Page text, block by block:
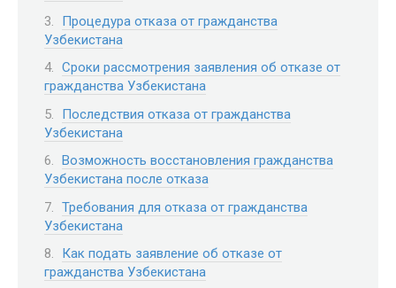
Процедура отказа от гражданства
Узбекистана
Сроки рассмотрения заявления об отказе от
гражданства Узбекистана
Последствия отказа от гражданства
Узбекистана
Возможность восстановления гражданства
Узбекистана после отказа
Требования для отказа от гражданства
Узбекистана
Как подать заявление об отказе от
гражданства Узбекистана